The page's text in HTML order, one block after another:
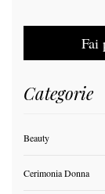
Fai
Categorie
Beauty
Cerimonia Donna